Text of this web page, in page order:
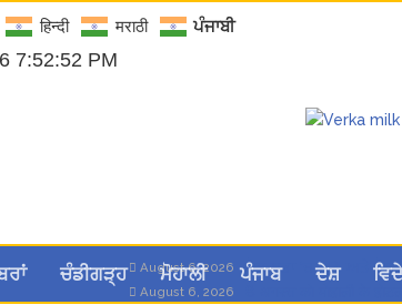
हिन्दी मराठी ਪੰਜਾਬੀ
7:52:53 PM
ਚੰਡੀਗੜ੍ਹ ਮੋਹਾਲੀ ਪੰਜਾਬ ਦੇਸ਼
August 6, 2026 ਲੋਕ ਸਭਾ ‘ਚ UPI ਅਤੇ ਹੋਰ
August 6, 2026